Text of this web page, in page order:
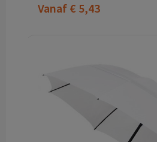
Vanaf € 5,43